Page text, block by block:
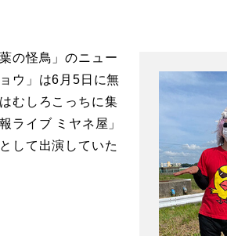
の怪鳥」のニュー
ウ」は6月5日に無
むしろこっちに集
ライブ ミヤネ屋」
して出演していた